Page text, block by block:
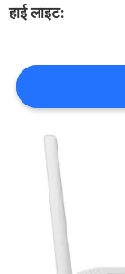
मामलों
साइटमैप
गोपनीयता
हाई लाइट: